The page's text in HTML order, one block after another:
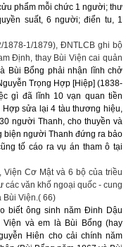
phẩm mỗi chức 1 người; thư
suất, 6 người; điển tu, 1
1/1879), ĐNTLCB ghi bộ
Định, thay Bùi Viện cai quản
Bùi Bổng phải nhận lĩnh chở
Trọng Hợp [Hiệp] (1838-
gì đã lĩnh 10 vạn quan tiền
Hợp sửa lại 4 tàu thương hiệu,
người Thanh, cho thuyền và
biện người Thanh đứng ra bảo
tố cáo ra vụ án tham ô tại
Cơ Mật và 6 bộ của triều
các văn khố ngoại quốc - cung
Bùi Viện.( 66)
biết ông sinh năm Đinh Dậu
Viện và em là Bùi Bổng (hay
Hiên cho cải chính năm